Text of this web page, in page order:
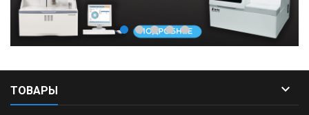
ТОВАРЫ 